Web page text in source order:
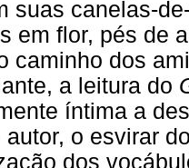
suas canelas-
em flor, pés de
caminho dos
a leitura do
íntima a
autor, o esvirar
dos